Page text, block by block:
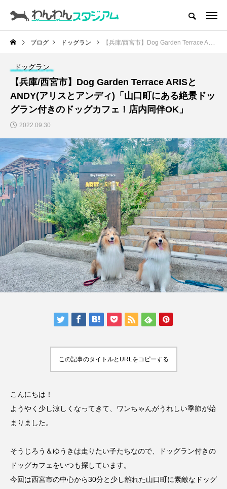
CATEGORY
ドッグラン
ドッグカフェ
愛犬とおでかけ (公園･施設etc)
愛犬と旅行
トリミングサロン
動物病院
コラム
トップページ
人気の記事ランキング
メンバー
会社概要
プライバシーポリシー
ブログ ドッグラン 【兵庫/西宮市】Dog Garden Terrace ARISとANDY(アリスとアンディ)「山口町にある絶景ドッグラン付きのドッグカフェ！店内同伴OK」
ドッグラン
【兵庫/西宮市】Dog Garden Terrace ARISと
ANDY(アリスとアンディ)「山口町にある絶景ドッ
グラン付きのドッグカフェ！店内同伴OK」
2022.09.30
この記事のタイトルとURLをコピーする
こんにちは！
ようやく少し涼しくなってきて、ワンちゃんがうれしい季節が始
まりました。
そうじろう＆ゆうきは走りたい子たちなので、ドッグラン付きの
ドッグカフェをいつも探しています。
今回は西宮市の中心から30分と少し離れた山口町に素敵なドッグ